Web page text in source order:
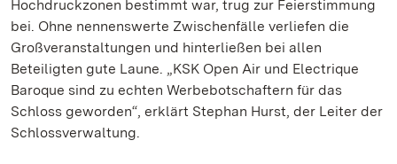
Hochdruckzonen bestimmt war, trug zur Feierstimmung
bei. Ohne nennenswerte Zwischenfälle verliefen die
Großveranstaltungen und hinterließen bei allen
Beteiligten gute Laune. „KSK Open Air und Electrique
Baroque sind zu echten Werbebotschaftern für das
Schloss geworden“, erklärt Stephan Hurst, der Leiter der
Schlossverwaltung.